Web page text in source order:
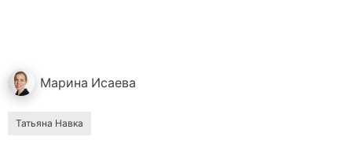
Марина Исаева
Татьяна Навка